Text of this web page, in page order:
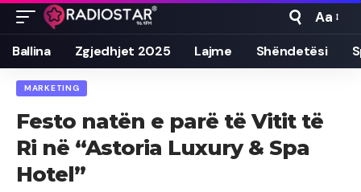
Font
Resizer
Aa
Ballina Zgjedhjet 2025 Lajme Shëndetësi
MARKETING
Festo natën e parë të Vitit të
Ri në “Astoria Luxury & Spa
Hotel”